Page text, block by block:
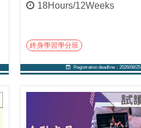
18Hours/12Weeks
終身學習學分班
Registration deadline：2026/08/25